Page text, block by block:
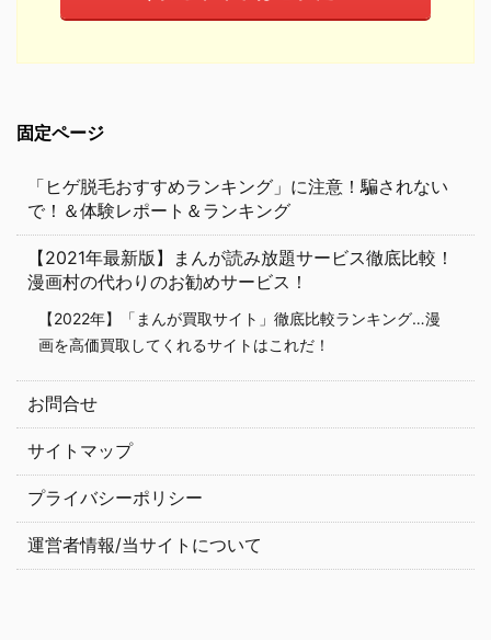
固定ページ
「ヒゲ脱毛おすすめランキング」に注意！騙されない
で！＆体験レポート＆ランキング
【2021年最新版】まんが読み放題サービス徹底比較！
漫画村の代わりのお勧めサービス！
【2022年】「まんが買取サイト」徹底比較ランキング…漫
画を高価買取してくれるサイトはこれだ！
お問合せ
サイトマップ
プライバシーポリシー
運営者情報/当サイトについて